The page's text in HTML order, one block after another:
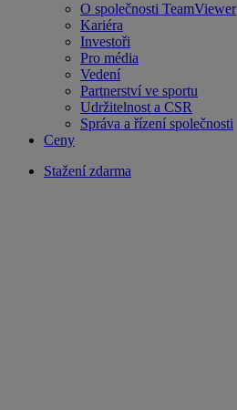
O společnosti TeamViewer
Kariéra
Investoři
Pro média
Vedení
Partnerství ve sportu
Udržitelnost a CSR
Správa a řízení společnosti
Ceny
Stažení zdarma